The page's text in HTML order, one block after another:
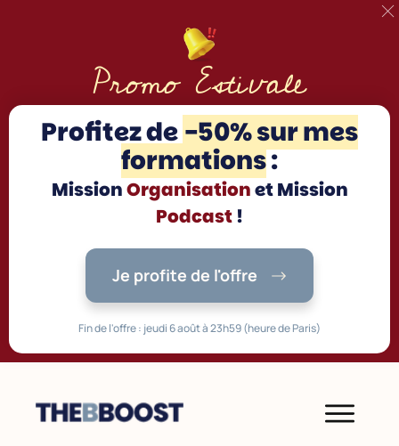
Promo Estivale
Profitez de -50% sur mes
formations:
MissionOrganisationet Mission
Podcast!
Je profite de l'offre
Fin de l'offre : jeudi 6 août à 23h59 (heure de Paris)